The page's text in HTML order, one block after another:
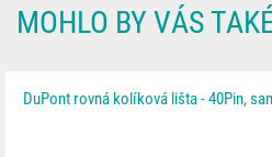
MOHLO BY VÁS
DuPont rovná kolíková lišta - 40Pin,